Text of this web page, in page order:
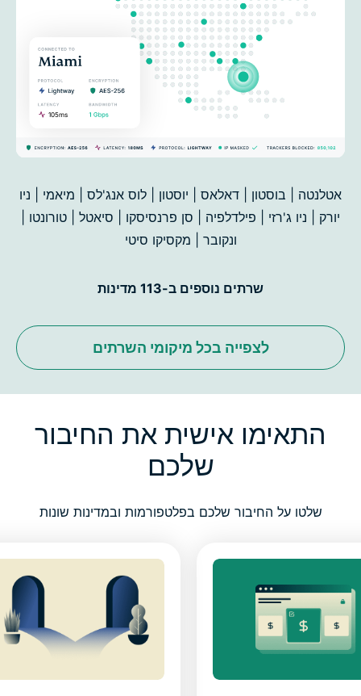
אטלנטה | בוסטון | דאלאס | יוסטון | לוס אנג'לס | מיאמי | ניו
יורק | ניו ג'רזי | פילדלפיה | סן פרנסיסקו | סיאטל | טורונטו |
ונקובר | מקסיקו סיטי
שרתים נוספים ב-113 מדינות
לצפייה בכל מיקומי השרתים
התאימו אישית את החיבור
שלכם
שלטו על החיבור שלכם בפלטפורמות ובמדינות שונות